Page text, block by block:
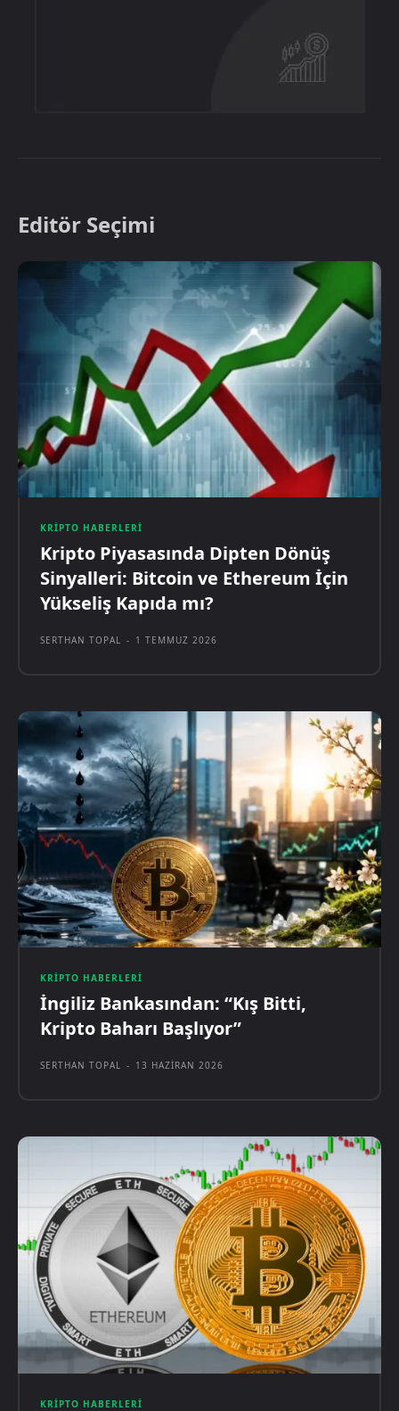
Editör Seçimi
KRIPTO HABERLERI
Kripto Piyasasında Dipten Dönüş
Sinyalleri: Bitcoin ve Ethereum İçin
Yükseliş Kapıda mı?
SERTHAN TOPAL - 1 TEMMUZ 2026
KRIPTO HABERLERI
İngiliz Bankasından: “Kış Bitti,
Kripto Baharı Başlıyor”
SERTHAN TOPAL - 13 HAZIRAN 2026
KRIPTO HABERLERI